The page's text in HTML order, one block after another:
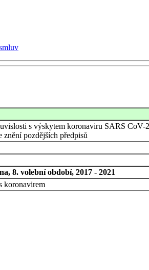
s výskytem koronaviru SARS
pozdějších předpisů
8. volební období, 2017 - 2021
koronavirem